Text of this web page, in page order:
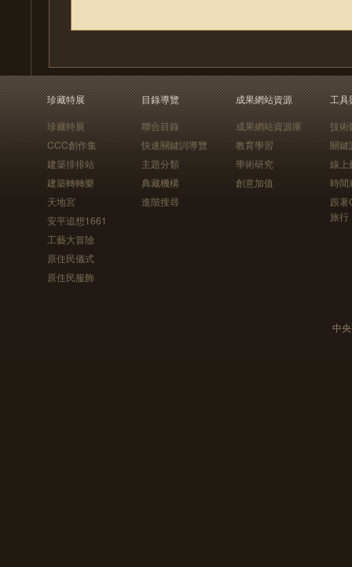
珍藏特展
珍藏特展
CCC創作集
建築排排站
建築轉轉樂
天地宮
安平追想1661
工藝大冒險
原住民儀式
原住民服飾
目錄導覽
聯合目錄
快速關鍵詞導覽
主題分類
典藏機構
進階搜尋
成果網站資源
成果網站資源庫
教育學習
學術研究
創意加值
工具
技術
關鍵
線上
時間
跟
旅行
中